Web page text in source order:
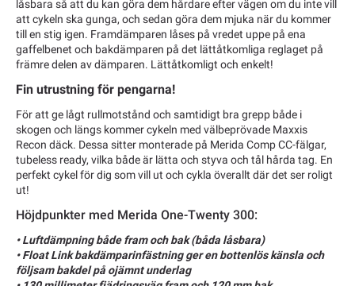
låsbara så att du kan göra dem hårdare efter vägen om du inte vill
att cykeln ska gunga, och sedan göra dem mjuka när du kommer
till en stig igen. Framdämparen låses på vredet uppe på ena
gaffelbenet och bakdämparen på det lättåtkomliga reglaget på
främre delen av dämparen. Lättåtkomligt och enkelt!
Fin utrustning för pengarna!
För att ge lågt rullmotstånd och samtidigt bra grepp både i
skogen och längs kommer cykeln med välbeprövade Maxxis
Recon däck. Dessa sitter monterade på Merida Comp CC-fälgar,
tubeless ready, vilka både är lätta och styva och tål hårda tag. En
perfekt cykel för dig som vill ut och cykla överallt där det ser roligt
ut!
Höjdpunkter med Merida One-Twenty 300:
• Luftdämpning både fram och bak (båda låsbara)
• Float Link bakdämparinfästning ger en bottenlös känsla och
följsam bakdel på ojämnt underlag